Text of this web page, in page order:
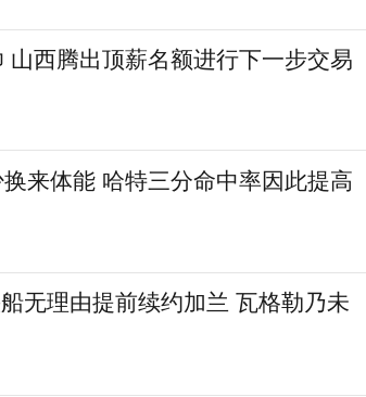
西腾出顶薪名额进行下一步交易
来体能 哈特三分命中率因此提高
无理由提前续约加兰 瓦格勒乃未